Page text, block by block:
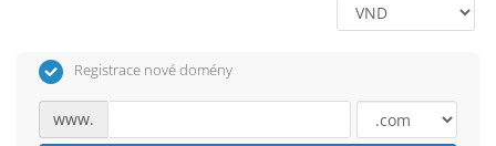
Registrace nové domény
www.